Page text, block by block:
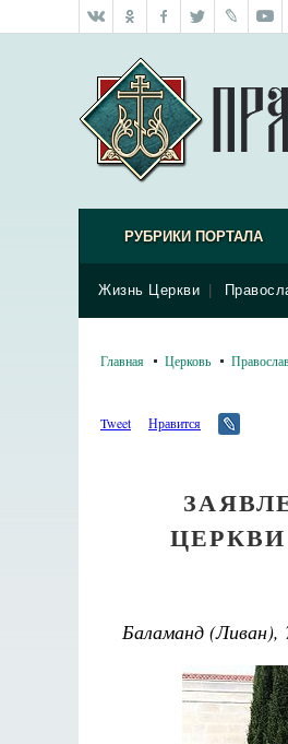
РУБРИКИ ПОРТАЛА
Жизнь Церкви
Главная Церковь
Tweet Нравится
Баламанд (Ливан),